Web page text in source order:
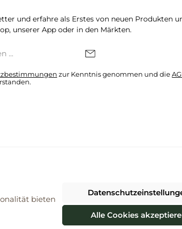
und erfahre als Erstes von neuen Produkten
unserer App oder in den Märkten.
zur Kenntnis genommen und die
WebShop - Alle Rechte vorbehalten. Theme by
Vertrag widerrufen
bieten
Alle Cookies